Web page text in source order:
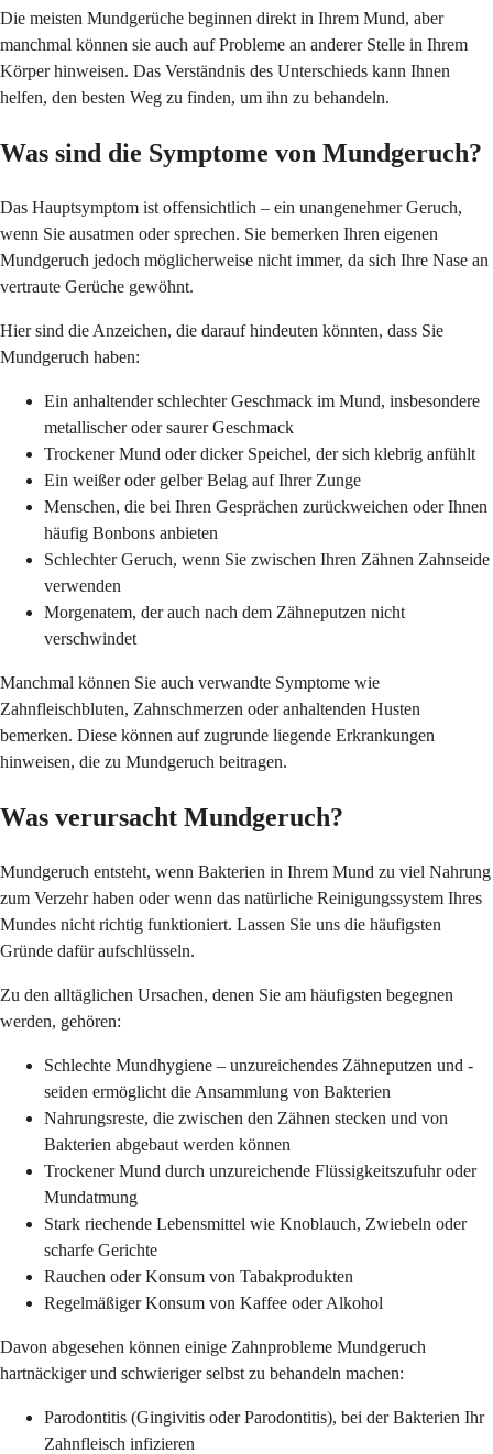
Die meisten Mundgerüche beginnen direkt in Ihrem Mund, aber
manchmal können sie auch auf Probleme an anderer Stelle in Ihrem
Körper hinweisen. Das Verständnis des Unterschieds kann Ihnen
helfen, den besten Weg zu finden, um ihn zu behandeln.
Was sind die Symptome von Mundgeruch?
Das Hauptsymptom ist offensichtlich – ein unangenehmer Geruch,
wenn Sie ausatmen oder sprechen. Sie bemerken Ihren eigenen
Mundgeruch jedoch möglicherweise nicht immer, da sich Ihre Nase an
vertraute Gerüche gewöhnt.
Hier sind die Anzeichen, die darauf hindeuten könnten, dass Sie
Mundgeruch haben:
Ein anhaltender schlechter Geschmack im Mund, insbesondere
metallischer oder saurer Geschmack
Trockener Mund oder dicker Speichel, der sich klebrig anfühlt
Ein weißer oder gelber Belag auf Ihrer Zunge
Menschen, die bei Ihren Gesprächen zurückweichen oder Ihnen
häufig Bonbons anbieten
Schlechter Geruch, wenn Sie zwischen Ihren Zähnen Zahnseide
verwenden
Morgenatem, der auch nach dem Zähneputzen nicht
verschwindet
Manchmal können Sie auch verwandte Symptome wie
Zahnfleischbluten, Zahnschmerzen oder anhaltenden Husten
bemerken. Diese können auf zugrunde liegende Erkrankungen
hinweisen, die zu Mundgeruch beitragen.
Was verursacht Mundgeruch?
Mundgeruch entsteht, wenn Bakterien in Ihrem Mund zu viel Nahrung
zum Verzehr haben oder wenn das natürliche Reinigungssystem Ihres
Mundes nicht richtig funktioniert. Lassen Sie uns die häufigsten
Gründe dafür aufschlüsseln.
Zu den alltäglichen Ursachen, denen Sie am häufigsten begegnen
werden, gehören:
Schlechte Mundhygiene – unzureichendes Zähneputzen und -
seiden ermöglicht die Ansammlung von Bakterien
Nahrungsreste, die zwischen den Zähnen stecken und von
Bakterien abgebaut werden können
Trockener Mund durch unzureichende Flüssigkeitszufuhr oder
Mundatmung
Stark riechende Lebensmittel wie Knoblauch, Zwiebeln oder
scharfe Gerichte
Rauchen oder Konsum von Tabakprodukten
Regelmäßiger Konsum von Kaffee oder Alkohol
Davon abgesehen können einige Zahnprobleme Mundgeruch
hartnäckiger und schwieriger selbst zu behandeln machen:
Parodontitis (Gingivitis oder Parodontitis), bei der Bakterien Ihr
Zahnfleisch infizieren